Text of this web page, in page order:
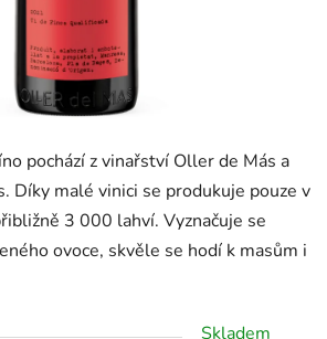
pochází z vinařství Oller de Más a
Díky malé vinici se produkuje pouze v
3 000 lahví. Vyznačuje se
ovoce, skvěle se hodí k masům i
Skladem